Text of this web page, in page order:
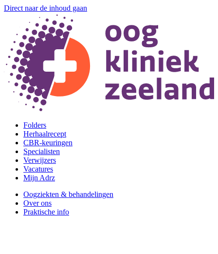
Direct naar de inhoud gaan
Folders
Herhaalrecept
CBR-keuringen
Specialisten
Verwijzers
Vacatures
Mijn Adrz
Oogziekten & behandelingen
Over ons
Praktische info